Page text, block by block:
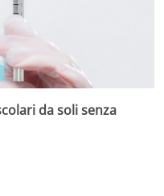
da soli senza